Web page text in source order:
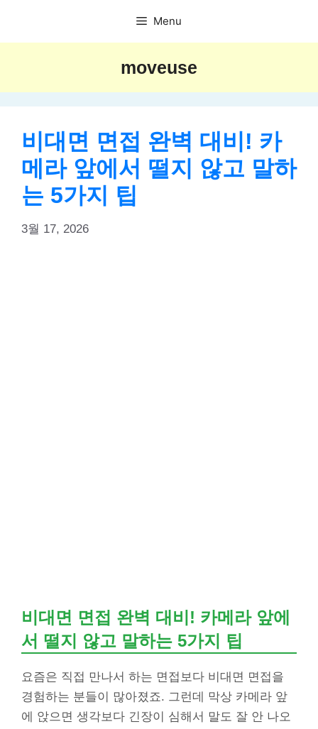
content
Menu
moveuse
비대면 면접 완벽 대비! 카
메라 앞에서 떨지 않고 말하
는 5가지 팁
3월 17, 2026
비대면 면접 완벽 대비! 카메라 앞에
서 떨지 않고 말하는 5가지 팁
요즘은 직접 만나서 하는 면접보다 비대면 면접을
경험하는 분들이 많아졌죠. 그런데 막상 카메라 앞
에 앉으면 생각보다 긴장이 심해서 말도 잘 안 나오